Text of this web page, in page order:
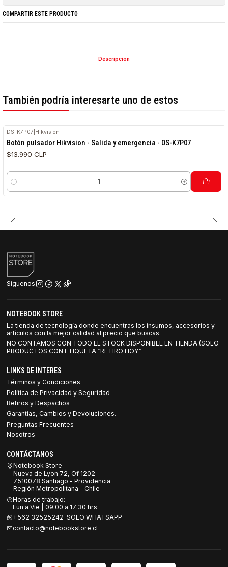
COMPARTIR ESTE PRODUCTO
Descripción
También podría interesarte uno de estos
DS-K7P07 Hikvision
Botón pulsador Hikvision - Salida y emergencia - DS-K7P07
$13.990 CLP
Cantidad
Síguenos
NOTEBOOK STORE
La tienda de tecnología donde encuentras los insumos, accesorios y
artículos con la mejor calidad al precio que buscas.
NO CONTAMOS CON TODO EL STOCK DISPONIBLE EN TIENDA (SOLO
PRODUCTOS CON ETIQUETA “RETIRO HOY”
LINKS DE INTERES
Términos y Condiciones
Política de Privacidad y Seguridad
Retiros y Despachos
Garantías, Cambios y Devoluciones.
Preguntas Frecuentes
Nosotros
CONTÁCTANOS
Notebook Store
Nueva de Lyon 72, Of 1202
7510078 Santiago - Providencia
Región Metropolitana - Chile
Horas de trabajo:
Lun a Vie | 09:00 a 17:30 hrs
+562 32525242 SOLO WHATSAPP
contacto@notebookstore.cl